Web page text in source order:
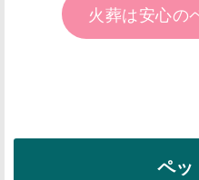
火葬は安心の
ペ